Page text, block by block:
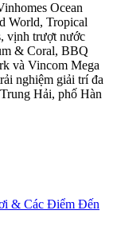
Ocean
World, Tropical
vịnh trượt nước
& Coral, BBQ
và Vincom Mega
nghiệm giải trí đa
Hải, phố Hàn
& Các Điểm Đến